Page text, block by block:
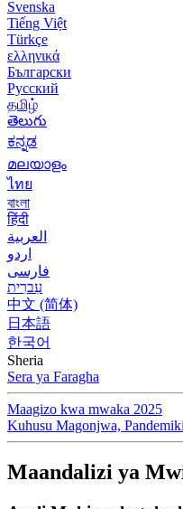
Svenska
Tiếng Việt
Türkçe
ελληνικά
Български
Русский
தமிழ்
తెలుగు
ಕನ್ನಡ
മലയാളം
ไทย
বাংলা
हिंदी
العربية
اردو
فارسی
עִברִית
中文 (简体)
日本語
한국어
Sheria
Sera ya Faragha
Maagizo kwa mwaka 2025
Kuhusu Magonjwa,
Maandalizi ya